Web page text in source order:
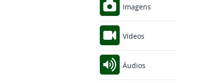
Imagens
Vídeos
Áudios